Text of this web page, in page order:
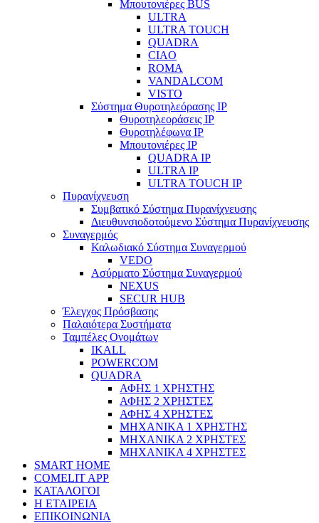
Μπουτονιέρες BUS
ULTRA
ULTRA TOUCH
QUADRA
CIAO
ROMA
VANDALCOM
VISTO
Σύστημα Θυροτηλεόρασης IP
Θυροτηλεοράσεις IP
Θυροτηλέφωνα IP
Μπουτονιέρες IP
QUADRA IP
ULTRA IP
ULTRA TOUCH IP
Πυρανίχνευση
Συμβατικό Σύστημα Πυρανίχνευσης
Διευθυνσιοδοτούμενο Σύστημα Πυρανίχνευσης
Συναγερμός
Καλωδιακό Σύστημα Συναγερμού
VEDO
Ασύρματο Σύστημα Συναγερμού
NEXUS
SECUR HUB
Έλεγχος Πρόσβασης
Παλαιότερα Συστήματα
Ταμπέλες Ονομάτων
IKALL
POWERCOM
QUADRA
ΑΦΗΣ 1 ΧΡΗΣΤΗΣ
ΑΦΗΣ 2 ΧΡΗΣΤΕΣ
ΑΦΗΣ 4 ΧΡΗΣΤΕΣ
ΜΗΧΑΝΙΚΑ 1 ΧΡΗΣΤΗΣ
ΜΗΧΑΝΙΚΑ 2 ΧΡΗΣΤΕΣ
ΜΗΧΑΝΙΚΑ 4 ΧΡΗΣΤΕΣ
SMART HOME
COMELIT APP
ΚΑΤΑΛΟΓΟΙ
Η ΕΤΑΙΡΕΙΑ
ΕΠΙΚΟΙΝΩΝΙΑ